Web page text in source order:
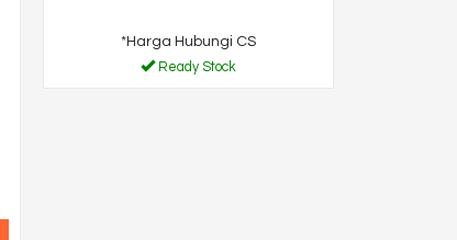
*Harga Hubungi CS
Ready Stock